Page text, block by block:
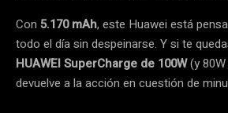
Con 5.170 mAh, este Huawei está
todo el día sin despeinarse. Y si te
HUAWEI SuperCharge de 100W(y 80W
devuelve a la acción en cuestión de